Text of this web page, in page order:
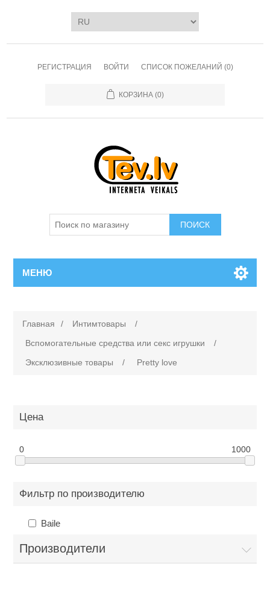
РЕГИСТРАЦИЯ ВОЙТИ СПИСОК ПОЖЕЛАНИЙ (0)
КОРЗИНА (0)
ПОИСК
МЕНЮ
Главная / Интимтовары
/
Вспомогательные средства или cекс игрушки
/
Эксклюзивные товары
/ Pretty love
Цена
0 1000
Фильтр по производителю
Baile
Производители